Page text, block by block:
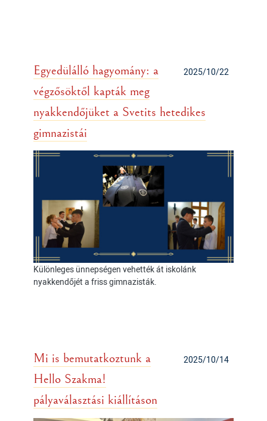
2025/10/22
Egyedülálló hagyomány: a
végzősöktől kapták meg
nyakkendőjüket a Svetits hetedikes
gimnazistái
Különleges ünnepségen vehették át iskolánk
nyakkendőjét a friss gimnazisták.
2025/10/14
Mi is bemutatkoztunk a
Hello Szakma!
pályaválasztási kiállításon